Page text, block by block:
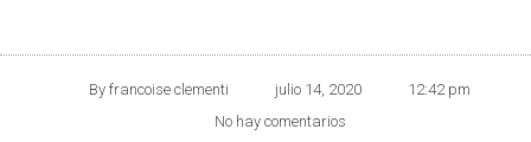
By francoise clementi julio 14, 2020
12:42 pm
No hay comentarios